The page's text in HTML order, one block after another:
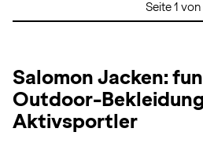
Seite 1 von
Salomon Jacken:
Outdoor-
Aktivsportler